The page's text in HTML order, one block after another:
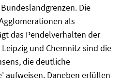
Die
als
das Pendelverhalten der
und Chemnitz sind die
die deutliche
aufweisen. Daneben erfüllen